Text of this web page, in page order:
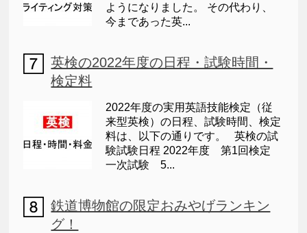
ようになりました。 その代わり、
今まであった英...
英検の2022年度の日程・試験時間・
検定料
2022年度の実用英語技能検定（従
来型英検）の日程、試験時間、検定
料は、以下の通りです。 英検の試
験試験日程 2022年度 第1回検定
一次試験 5...
鉄道博物館の限定おみやげランキン
グ！